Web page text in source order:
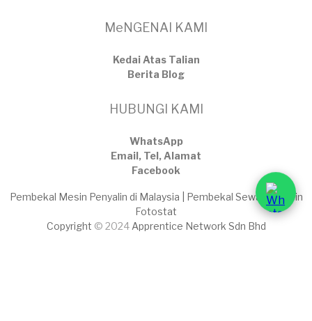
MeNGENAI KAMI
Kedai Atas Talian
​Berita Blog
HUBUNGI KAMI
WhatsApp
Email, Tel, Alamat
Facebook
Pembekal Mesin Penyalin di Malaysia | Pembekal Sewaan Mesin
Fotostat
Copyright © 2024 Apprentice Network Sdn Bhd